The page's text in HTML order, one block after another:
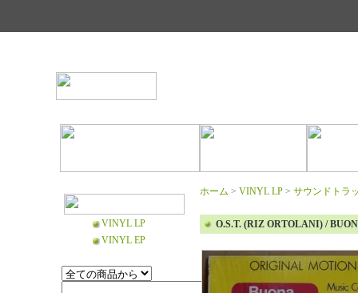
VINYL LP
VINYL EP
ホーム > VINYL LP > サウンドトラ
O.S.T. (RIZ ORTOLANI) /